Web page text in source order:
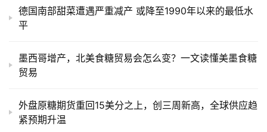
德国南部甜菜遭遇严重减产 或降至1990年以来的最低水
平
墨西哥增产，北美食糖贸易会怎么变？一文读懂美墨食糖
贸易
外盘原糖期货重回15美分之上，创三周新高，全球供应趋
紧预期升温